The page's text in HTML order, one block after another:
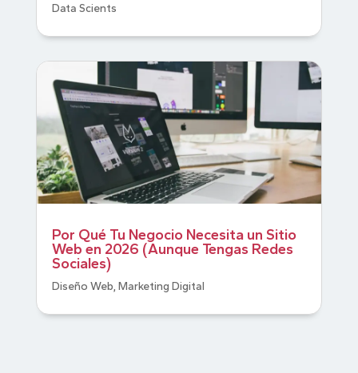
Data Scients
Por Qué Tu Negocio Necesita un Sitio
Web en 2026 (Aunque Tengas Redes
Sociales)
Diseño Web, Marketing Digital